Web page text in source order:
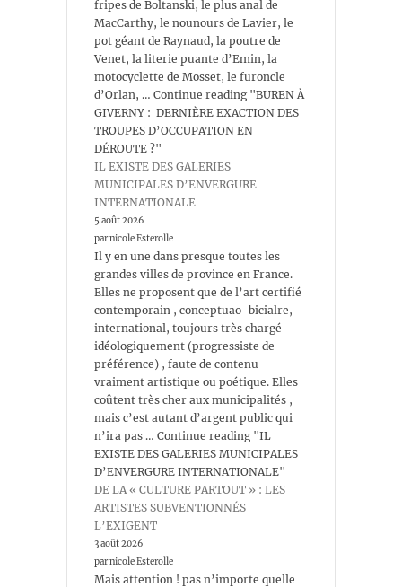
fripes de Boltanski, le plus anal de
MacCarthy, le nounours de Lavier, le
pot géant de Raynaud, la poutre de
Venet, la literie puante d’Emin, la
motocyclette de Mosset, le furoncle
d’Orlan, … Continue reading "BUREN À
GIVERNY : DERNIÈRE EXACTION DES
TROUPES D’OCCUPATION EN
DÉROUTE ?"
IL EXISTE DES GALERIES
MUNICIPALES D’ENVERGURE
INTERNATIONALE
5 août 2026
par nicole Esterolle
Il y en une dans presque toutes les
grandes villes de province en France.
Elles ne proposent que de l’art certifié
contemporain , conceptuao-bicialre,
international, toujours très chargé
idéologiquement (progressiste de
préférence) , faute de contenu
vraiment artistique ou poétique. Elles
coûtent très cher aux municipalités ,
mais c’est autant d’argent public qui
n’ira pas … Continue reading "IL
EXISTE DES GALERIES MUNICIPALES
D’ENVERGURE INTERNATIONALE"
DE LA « CULTURE PARTOUT » : LES
ARTISTES SUBVENTIONNÉS
L’EXIGENT
3 août 2026
par nicole Esterolle
Mais attention ! pas n’importe quelle